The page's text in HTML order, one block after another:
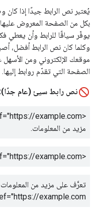
يُعتبر نص الرابط جيدًا إذا
بكل من الصفحة المعروض
يوفّر سياقًا للرابط وأن يعطي
وكلما كان نص الرابط أفضل،
الصفحة التي تقدّم روابط إليها.
نص رابط سيئ (عام جدًا):
<a href="https://example.com">
مزيد من المعلومات.
<a href="https://example.com">
تعرَّف على مزيد من
example.com">